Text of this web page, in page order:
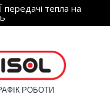
тепла на
ЗНАЙТИ
РОБОТИ